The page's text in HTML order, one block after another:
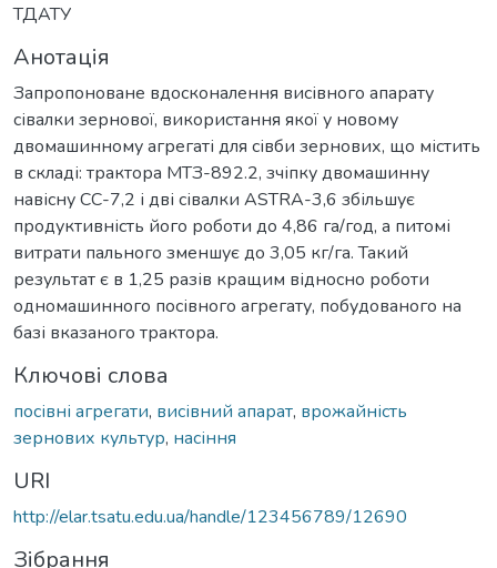
ТДАТУ
Анотація
Запропоноване вдосконалення висівного апарату
сівалки зернової, використання якої у новому
двомашинному агрегаті для сівби зернових, що містить
в складі: трактора МТЗ-892.2, зчіпку двомашинну
навісну СС-7,2 і дві сівалки ASTRA-3,6 збільшує
продуктивність його роботи до 4,86 га/год, а питомі
витрати пального зменшує до 3,05 кг/га. Такий
результат є в 1,25 разів кращим відносно роботи
одномашинного посівного агрегату, побудованого на
базі вказаного трактора.
Ключові слова
посівні агрегати, висівний апарат, врожайність
зернових культур, насіння
URI
http://elar.tsatu.edu.ua/handle/123456789/12690
Зібрання